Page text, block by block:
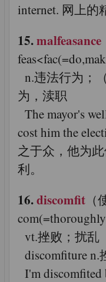
internet. 网上的
15.malfeasance
n.违法行为；
为，渎职
The mayor's
cost him the
之于众，他为
利。
16.discomfit
vt.挫败；扰乱
discomfiture n.
I'm discomfited